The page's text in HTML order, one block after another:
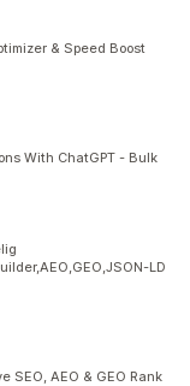
& Speed Boost
With ChatGPT - Bulk
LD
SEO, AEO & GEO Rank